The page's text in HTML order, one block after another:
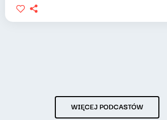
WIĘCEJ PODCASTÓW